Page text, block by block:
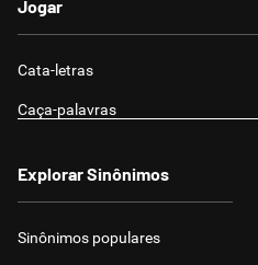
Jogar
Cata-letras
Caça-palavras
Explorar Sinônimos
Sinônimos populares